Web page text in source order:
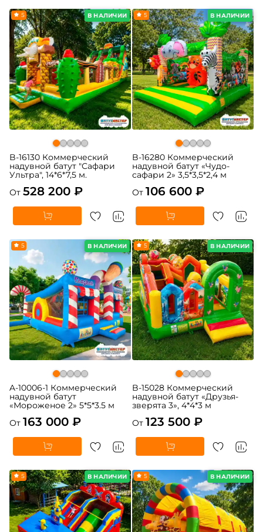
В НАЛИЧИИ
5
B-16130 Коммерческий
надувной батут "Сафари
Ультра", 14*6*7,5 м.
От 528 200 ₽
В НАЛИЧИИ
5
B-16280 Коммерческий
надувной батут «Чудо-
сафари 2» 3,5*3,5*2,4 м
От 106 600 ₽
В НАЛИЧИИ
5
A-10006-1 Коммерческий
надувной батут
«Мороженое 2» 5*5*3.5 м
От 163 000 ₽
В НАЛИЧИИ
5
B-15028 Коммерческий
надувной батут «Друзья-
зверята 3», 4*4*3 м
От 123 500 ₽
В НАЛИЧИИ
5 В НАЛИЧИИ
5